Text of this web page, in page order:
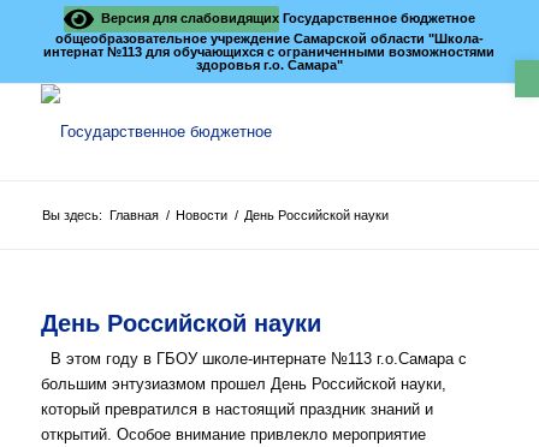
Версия для слабовидящихГосударственное бюджетное
общеобразовательное учреждение Самарской области "Школа-
интернат №113 для обучающихся с ограниченными возможностями
здоровья г.о. Самара"
Вы здесь: Главная / Новости / День Российской науки
День Российской науки
В этом году в ГБОУ школе-интернате №113 г.о.Самара с
большим энтузиазмом прошел День Российской науки,
который превратился в настоящий праздник знаний и
открытий. Особое внимание привлекло мероприятие